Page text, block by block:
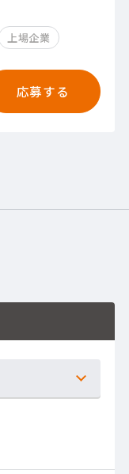
上場企業
応募する